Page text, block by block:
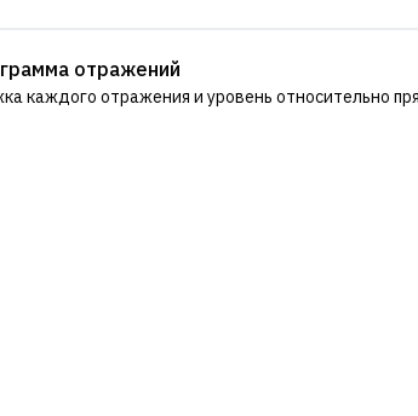
отражений
каждого отражения и уровень относительно